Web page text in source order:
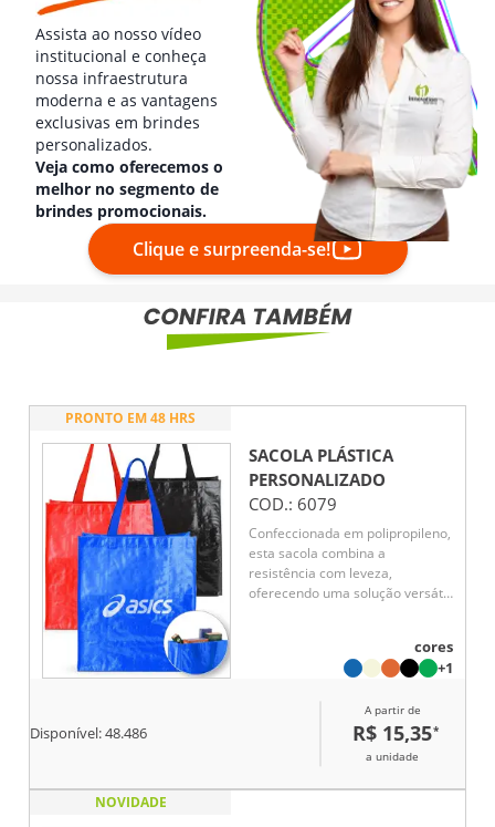
Assista ao nosso vídeo
institucional e conheça
nossa infraestrutura
moderna e as vantagens
exclusivas em brindes
personalizados.
Veja como oferecemos o
melhor no segmento de
brindes promocionais.
Clique e surpreenda-se!
PRONTO EM 48 HRS
SACOLA PLÁSTICA
PERSONALIZADO
COD.: 6079
Confeccionada em polipropileno,
esta sacola combina a
resistência com leveza,
oferecendo uma solução versátil
cores
+1
Disponível:48.486
A partir de
R$ 15,35*
a unidade
NOVIDADE